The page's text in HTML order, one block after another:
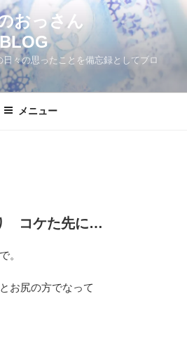
すのおっさん
々の思ったことを備忘録としてブロ
メニュー
コケた先に…
。
お尻の方でなって